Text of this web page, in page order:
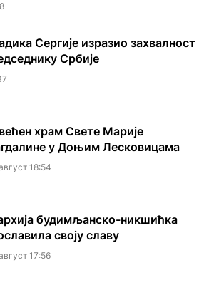
Сергије изразио захвалност
Србије
храм Свете Марије
у Доњим Лесковицама
18:54
будимљанско-никшићка
своју славу
17:56